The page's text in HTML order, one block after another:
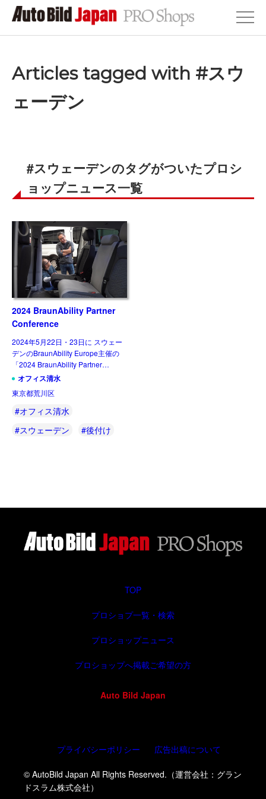
Articles tagged with #スウ
ェーデン
#スウェーデンのタグがついたプロシ
ョップニュース一覧
2024 BraunAbility Partner
Conference
2024年5月22日・23日に スウェー
デンのBraunAbility Europe主催の
「2024 BraunAbility Partner
Conference」 の公式ビデオが配布
[…]
オフィス清水
東京都荒川区
#オフィス清水
#スウェーデン
#後付け
TOP
プロショプ一覧・検索
プロショップニュース
プロショップへ掲載ご希望の方
Auto Bild Japan
© AutoBild Japan All Rights Reserved.（運営会社：グラン
ドスラム株式会社）
プライバシーポリシー 広告出稿について